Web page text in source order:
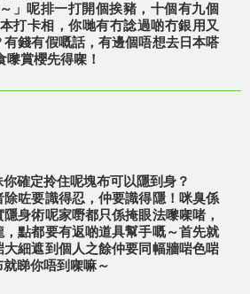
」呢排一打開個挨豬，十個有九個
打卡相，你哋有冇諗過啲冇銀用又
錢有假嘅話，有邊個唔想去日本嗒
賞櫻先得㗎！
你確定拎住呢塊布可以隱到身？
咗要識得忍，仲要識得隱！咪臭係
身術呢家嘢都只係掩眼法嚟㗎啫，
點都要有返啲道具幫手嘅～首先就
細遮到個人之餘仲要同幅牆啱色啱
睇你唔到㗎嘛～